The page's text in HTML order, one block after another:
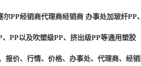
尔PP经销商代理商经销商 办事处加玻纤PP
PP以及吹塑级PP、挤出级PP等通用塑胶
报价、行情、价格、办事处、代理商、经